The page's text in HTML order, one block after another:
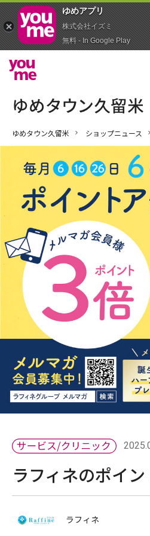
ゆめタウン久留米 ショップニュース
ラフィネのポイン
ラフィネ
ゆめアプ‪リ‬
株式会社イズミ
無料 - In Google Play